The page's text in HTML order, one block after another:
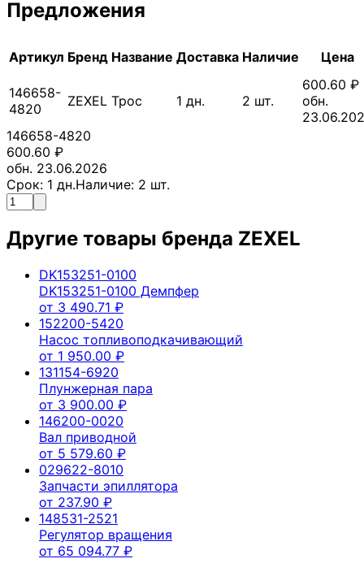
Предложения
Артикул Бренд Название Доставка Наличие Цена
146658-
4820
ZEXEL Трос 1 дн. 2 шт.
600.60 ₽
обн.
146658-4820
600.60 ₽
обн. 23.06.2026
Срок: 1 дн.Наличие: 2 шт.
Другие товары бренда ZEXEL
DK153251-0100
DK153251-0100 Демпфер
от 3 490.71 ₽
152200-5420
Насос топливоподкачивающий
от 1 950.00 ₽
131154-6920
Плунжерная пара
от 3 900.00 ₽
146200-0020
Вал приводной
от 5 579.60 ₽
029622-8010
Запчасти эпиллятора
от 237.90 ₽
148531-2521
Регулятор вращения
от 65 094.77 ₽